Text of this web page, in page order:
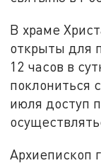
В храме
открыты для
12 часов в
поклониться
июля доступ
Архиепископ